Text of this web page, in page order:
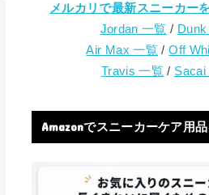
メルカリで最新スニーカー
Jordan 一覧 /
Air Max 一覧 /Off
Travis 一覧 / Sacai
Amazonでスニーカーケア用